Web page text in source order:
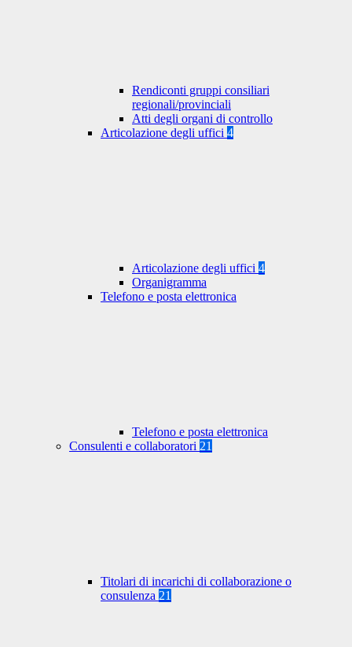
Rendiconti gruppi consiliari
regionali/provinciali
Atti degli organi di controllo
Articolazione degli uffici 4
Articolazione degli uffici 4
Organigramma
Telefono e posta elettronica
Telefono e posta elettronica
Consulenti e collaboratori 21
Titolari di incarichi di collaborazione o
consulenza 21